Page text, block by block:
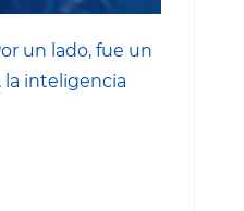
un lado, fue un
la inteligencia